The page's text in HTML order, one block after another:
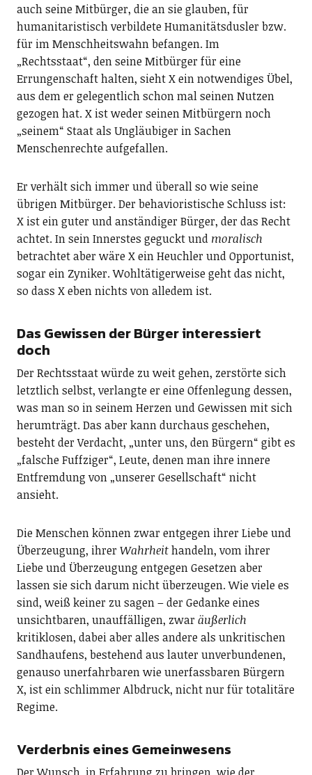
auch seine Mitbürger, die an sie glauben, für
humanitaristisch verbildete Humanitätsdusler bzw.
für im Menschheitswahn befangen. Im
„Rechtsstaat“, den seine Mitbürger für eine
Errungenschaft halten, sieht X ein notwendiges Übel,
aus dem er gelegentlich schon mal seinen Nutzen
gezogen hat. X ist weder seinen Mitbürgern noch
„seinem“ Staat als Ungläubiger in Sachen
Menschenrechte aufgefallen.
Er verhält sich immer und überall so wie seine
übrigen Mitbürger. Der behavioristische Schluss ist:
X ist ein guter und anständiger Bürger, der das Recht
achtet. In sein Innerstes geguckt und moralisch
betrachtet aber wäre X ein Heuchler und Opportunist,
sogar ein Zyniker. Wohltätigerweise geht das nicht,
so dass X eben nichts von alledem ist.
Das Gewissen der Bürger interessiert
doch
Der Rechtsstaat würde zu weit gehen, zerstörte sich
letztlich selbst, verlangte er eine Offenlegung dessen,
was man so in seinem Herzen und Gewissen mit sich
herumträgt. Das aber kann durchaus geschehen,
besteht der Verdacht, „unter uns, den Bürgern“ gibt es
„falsche Fuffziger“, Leute, denen man ihre innere
Entfremdung von „unserer Gesellschaft“ nicht
ansieht.
Die Menschen können zwar entgegen ihrer Liebe und
Überzeugung, ihrerWahrheithandeln, vom ihrer
Liebe und Überzeugung entgegen Gesetzen aber
lassen sie sich darum nicht überzeugen. Wie viele es
sind, weiß keiner zu sagen – der Gedanke eines
unsichtbaren, unauffälligen, zwaräußerlich
kritiklosen, dabei aber alles andere als unkritischen
Sandhaufens, bestehend aus lauter unverbundenen,
genauso unerfahrbaren wie unerfassbaren Bürgern
X, ist ein schlimmer Albdruck, nicht nur für totalitäre
Regime.
Verderbnis eines Gemeinwesens